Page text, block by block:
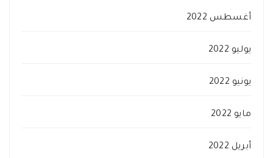
أغسطس 2022
يوليو 2022
يونيو 2022
مايو 2022
أبريل 2022